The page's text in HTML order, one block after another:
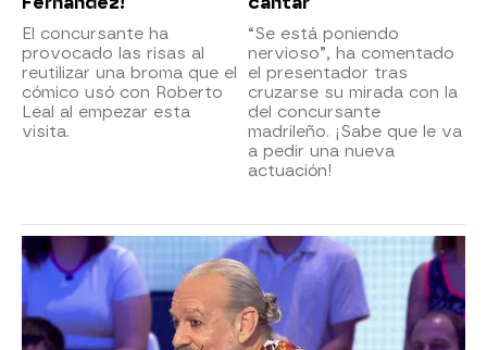
El concursante ha
provocado las risas al
reutilizar una broma que el
cómico usó con Roberto
Leal al empezar esta
visita.
“Se está poniendo
nervioso”, ha comentado
el presentador tras
cruzarse su mirada con la
del concursante
madrileño. ¡Sabe que le va
a pedir una nueva
actuación!